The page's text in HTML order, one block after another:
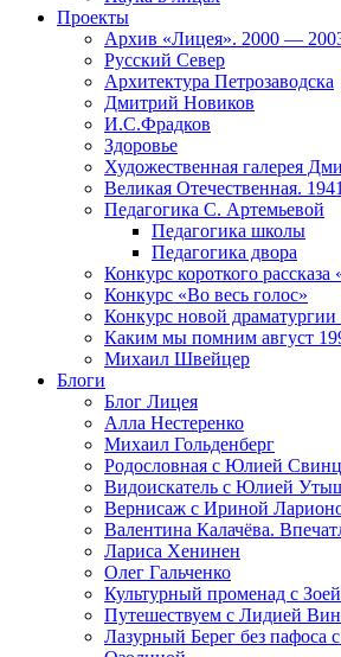
Проекты
Архив «Лицея». 2000 —
Русский Север
Архитектура Петрозаводска
Дмитрий Новиков
И.С.Фрадков
Здоровье
Художественная галерея
Великая Отечественная.
Педагогика С. Артемьевой
Педагогика школы
Педагогика двора
Конкурс короткого рассказа
Конкурс «Во весь голос»
Конкурс новой драматургии
Каким мы помним август
Михаил Швейцер
Блоги
Блог Лицея
Алла Нестеренко
Михаил Гольденберг
Родословная с Юлией
Видоискатель с Юлией
Вернисаж с Ириной
Валентина Калачёва.
Лариса Хенинен
Олег Гальченко
Культурный променад с
Путешествуем с Лидией
Лазурный Берег без пафоса